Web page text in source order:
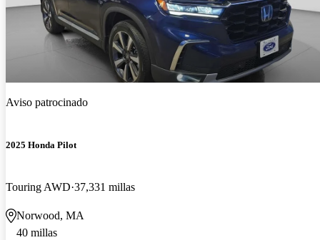
Aviso patrocinado
2025 Honda Pilot
Touring AWD 37,331 millas
Norwood, MA
40 millas